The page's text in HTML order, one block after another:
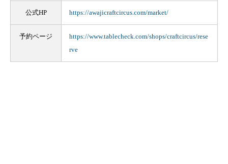
公式HP https://awajicraftcircus.com/market/
予約ページ
https://www.tablecheck.com/shops/craftcircus/rese
rve